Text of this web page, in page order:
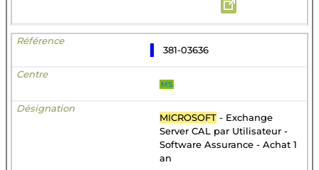
381-03636
MS
MICROSOFT - Exchange
Server CAL par Utilisateur -
Software Assurance - Achat 1
an